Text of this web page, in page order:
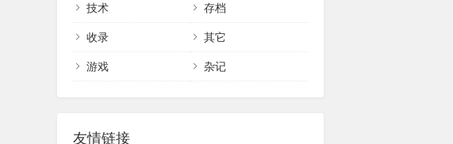
技术 存档
收录 其它
游戏 杂记
友情链接